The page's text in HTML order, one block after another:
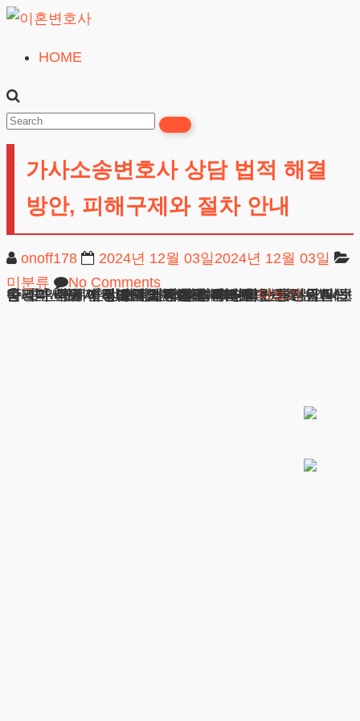
Skip
content
혼
변
호
HOME
가사소송변호사 상담 법적 해결
방안, 피해구제와 절차 안내
onoff178 2024년 12월 03일 2024년 12월 03일
미분류
No Comments
안녕하세요. 법무법인 테헤란의 가사소송변호사입니다. 혼인관계에서 배우자의 배신을 경험하신 분들은 큰 충격과 함께 어떻게 대처해야 할지 막막한 심정이실 것입니다. 배우자의 부적절한 행위는 단순한 개인 간의 문제가 아닌 법적으로도 중대한 결과를 초래하는 사안입니다. 특히 혼인관계에서 발생하는 배신행위는 민법상 이혼사유가 되며, 정신적 손해배상을더보기
상호 : 법무법인 테헤란
사업자 : 589-86-01340
대표자 : 이수학
주소 : 서울시 강남구 테헤란로 420, KT선릉타워West 9층
광고책임변호사 : 이수학